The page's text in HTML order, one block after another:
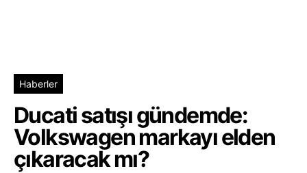
Haberler
Ducati satışı gündemde:
Volkswagen markayı elden
çıkaracak mı?